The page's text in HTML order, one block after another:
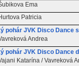
Ema
Patricia
pohár JVK Disco Dance
Andrea
pohár JVK Disco Dance
Katarína / Vavreková